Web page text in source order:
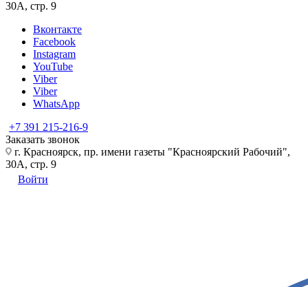
30А, стр. 9
Вконтакте
Facebook
Instagram
YouTube
Viber
Viber
WhatsApp
+7 391 215-216-9
Заказать звонок
г. Красноярск, пр. имени газеты "Красноярский Рабочий",
30А, стр. 9
Войти